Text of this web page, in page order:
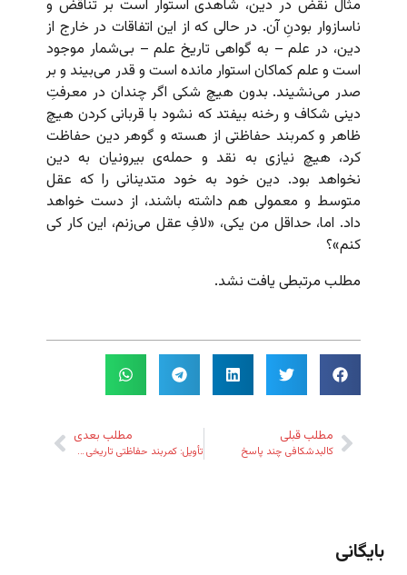
مثال نقض در دین، شاهدی استوار است بر تناقض و
ناسازوار بودنِ آن. در حالی که از این اتفاقات در خارج از
دین، در علم – به گواهی تاریخ علم – بی‌شمار موجود
است و علم کماکان استوار مانده است و قدر می‌بیند و بر
صدر می‌نشیند. بدون هیچ شکی اگر چندان در معرفتِ
دینی شکاف و رخنه بیفتد که نشود با قربانی کردن هیچ
ظاهر و کمربند حفاظتی از هسته و گوهر دین حفاظت
کرد، هیچ نیازی به نقد و حمله‌ی بیرونیان به دین
نخواهد بود. دین خود به خود متدینانی را که عقل
متوسط و معمولی هم داشته باشند، از دست خواهد
داد. اما، حداقل من یکی، «لافِ عقل می‌زنم، این کار کی
کنم»؟
مطلب مرتبطی یافت نشد.
مطلب قبلی
کالبدشکافی چند پاسخ
مطلب بعدی
تأویل: کمربند حفاظتی تاریخی دین
بایگانی